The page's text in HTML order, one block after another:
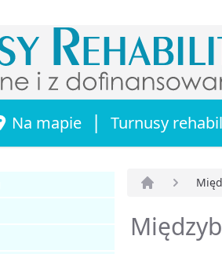
Na mapie | Turnusy